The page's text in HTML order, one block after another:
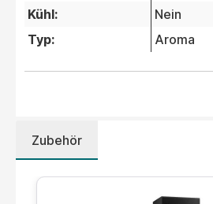
Kühl:
Nein
Typ:
Aroma
Zubehör
Produktgalerie überspringen